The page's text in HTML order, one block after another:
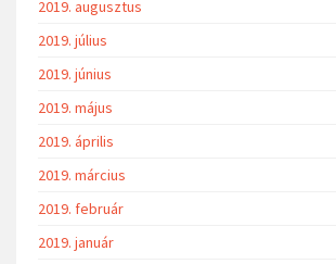
2019. augusztus
2019. július
2019. június
2019. május
2019. április
2019. március
2019. február
2019. január